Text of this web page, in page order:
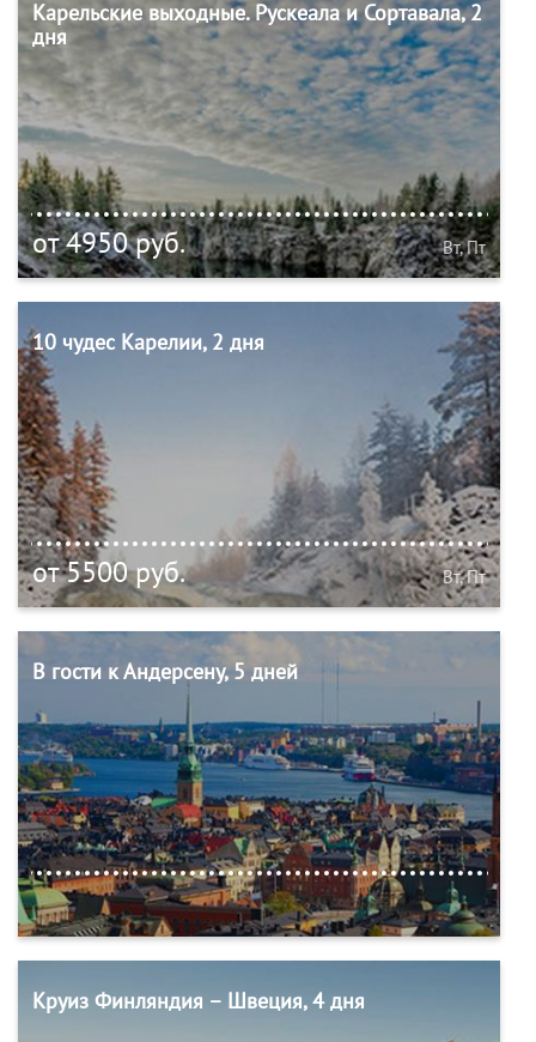
Карельские выходные. Рускеала и Сортавала, 2
дня
от 4950 руб. Вт, Пт
10 чудес Карелии, 2 дня
от 5500 руб. Вт, Пт
В гости к Андерсену, 5 дней
Круиз Финляндия – Швеция, 4 дня